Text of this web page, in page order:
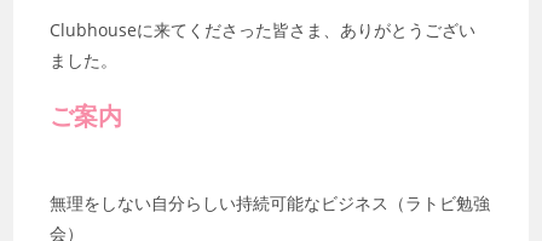
Clubhouseに来てくださった皆さま、ありがとうござい
ました。
ご案内
無理をしない自分らしい持続可能なビジネス（ラトビ勉強
会）